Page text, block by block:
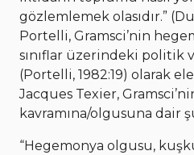
gözlemlemek olasıdır.”
Portelli, Gramsci’nin
sınıflar üzerindeki politik
(Portelli, 1982:19) olarak ele
Jacques Texier,
kavramına/olgusuna dair
“Hegemonya olgusu,